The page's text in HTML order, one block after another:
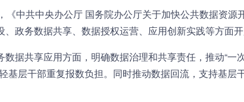
《中共中央办公厅 国务院办公厅关于加快公共数据资
、政务数据共享、数据授权运营、应用创新实践等方面
数据共享应用方面，明确数据治理和共享责任，推动“一
基层干部重复报数负担。同时推动数据回流，支持基